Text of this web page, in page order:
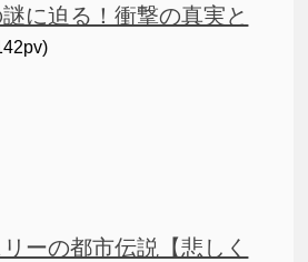
に迫る！衝撃の真実と
ーの都市伝説【悲しく